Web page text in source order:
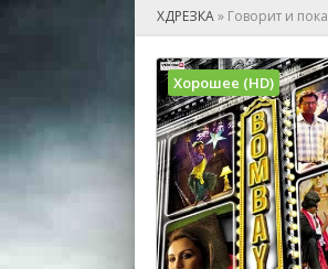
ХДРЕЗКА» Говорит и
Хорошее (HD)